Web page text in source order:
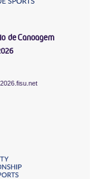
de Canoagem